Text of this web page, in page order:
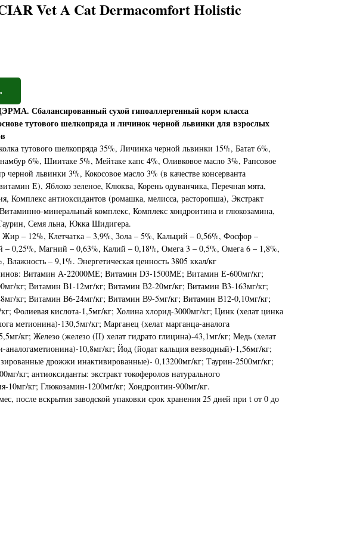
Vet A Cat Dermacomfort Holistic
Сбалансированный сухой гипоаллергенный корм класса
тутового шелкопряда и личинок черной львинки для взрослых
тутового шелкопряда 35%, Личинка черной львинки 15%, Батат 6%,
6%, Шиитаке 5%, Мейтаке капс 4%, Оливковое масло 3%, Рапсовое
львинки 3%, Кокосовое масло 3% (в качестве консерванта
Е), Яблоко зеленое, Клюква, Корень одуванчика, Перечная мята,
Комплекс антиоксидантов (ромашка, мелисса, расторопша), Экстракт
Витаминно-минеральный комплекс, Комплекс хондроитина и глюкозамина,
Семя льна, Юкка Шидигера.
Жир – 12%, Клетчатка – 3,9%, Зола – 5%, Кальций – 0,56%, Фосфор –
– 0,25%, Магний – 0,63%, Калий – 0,18%, Омега 3 – 0,5%, Омега 6 – 1,8%,
Влажность – 9,1%. Энергетическая ценность 3805 ккал/кг
Витамин А-22000МЕ; Витамин D3-1500МЕ; Витамин Е-600мг/кг;
кг; Витамин В1-12мг/кг; Витамин В2-20мг/кг; Витамин В3-163мг/кг;
кг; Витамин В6-24мг/кг; Витамин В9-5мг/кг; Витамин В12-0,10мг/кг;
Фолиевая кислота-1,5мг/кг; Холина хлорид-3000мг/кг; Цинк (хелат цинка
метионина)-130,5мг/кг; Марганец (хелат марганца-аналога
кг; Железо (железо (II) хелат гидрато глицина)-43,1мг/кг; Медь (хелат
аналогаметионина)-10,8мг/кг; Йод (йодат кальция везводный)-1,56мг/кг;
дрожжи инактивированные)- 0,13200мг/кг; Таурин-2500мг/кг;
кг; антиоксиданты: экстракт токоферолов натурального
10мг/кг; Глюкозамин-1200мг/кг; Хондроитин-900мг/кг.
после вскрытия заводской упаковки срок хранения 25 дней при t от 0 до